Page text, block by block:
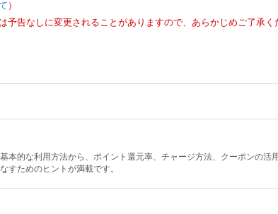
）
告なしに変更されることがありますので、あらかじめご了承く
本的な利用方法から、ポイント還元率、チャージ方法、クーポンの活
すためのヒントが満載です。